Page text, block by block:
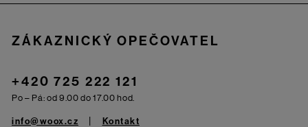
ZÁKAZNICKÝ OPEČOVATEL
+420 725 222 121
Po – Pá: od 9.00 do 17.00 hod.
info@woox.cz Kontakt